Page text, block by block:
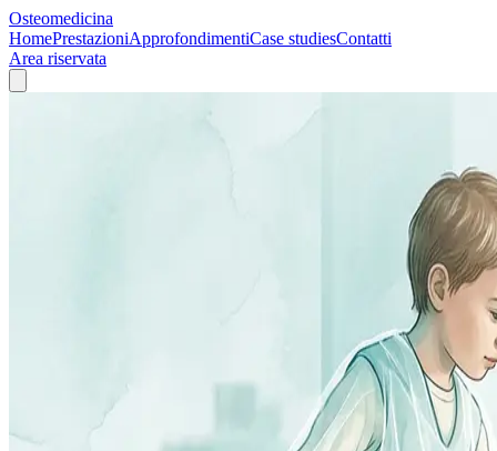
Osteomedicina
HomePrestazioniApprofondimentiCase studiesContatti
Area riservata